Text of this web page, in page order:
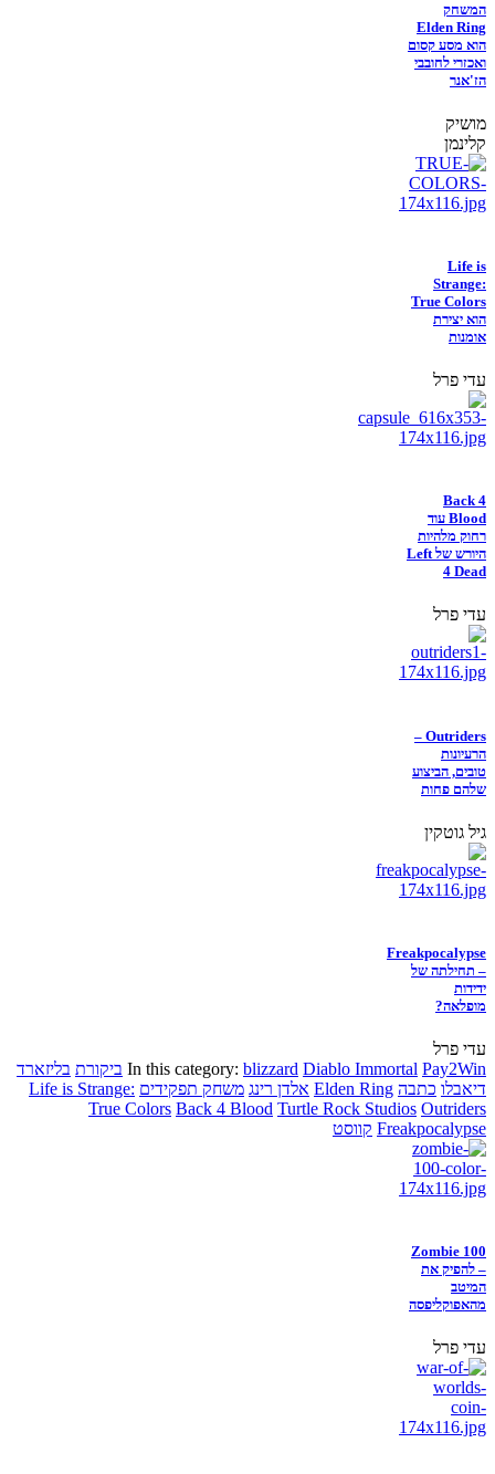
המשחק
Elden Ring
הוא מסע קסום
ואכזרי לחובבי
הז'אנר
מושיק
קלינמן
Life is
Strange:
True Colors
הוא יצירת
אומנות
עדי פרל
Back 4
Blood עוד
רחוק מלהיות
היורש של Left
4 Dead
עדי פרל
Outriders –
הרעיונות
טובים, הביצוע
שלהם פחות
גיל גוטקין
Freakpocalypse
– תחילתה של
ידידות
מופלאה?
עדי פרל
In this category: blizzard Diablo Immortal Pay2Win ביקורת בליזארד
דיאבלו כתבה Elden Ring אלדן רינג משחק תפקידים Life is Strange:
True Colors Back 4 Blood Turtle Rock Studios Outriders
Freakpocalypse קווסט
Zombie 100
– להפיק את
המיטב
מהאפוקליפסה
עדי פרל